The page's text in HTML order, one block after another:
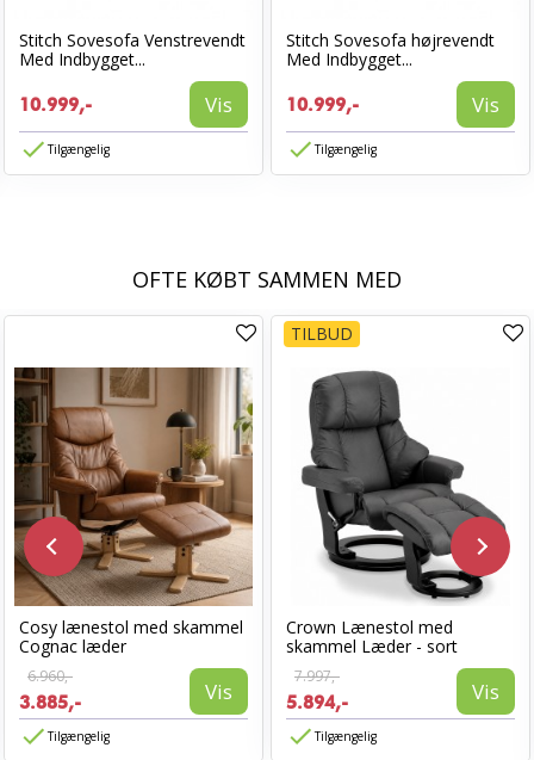
Stitch Sovesofa Venstrevendt
Med Indbygget...
10.999,- Vis
Tilgængelig
Stitch Sovesofa højrevendt
Med Indbygget...
10.999,- Vis
Tilgængelig
OFTE KØBT SAMMEN MED
Cosy lænestol med skammel
Cognac læder
6.960,-
3.885,- Vis
Tilgængelig
TILBUD
Crown Lænestol med
skammel Læder - sort
7.997,-
5.894,- Vis
Tilgængelig